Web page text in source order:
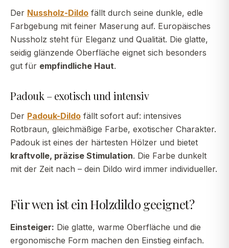
Der Nussholz-Dildo fällt durch seine dunkle, edle
Farbgebung mit feiner Maserung auf. Europäisches
Nussholz steht für Eleganz und Qualität. Die glatte,
seidig glänzende Oberfläche eignet sich besonders
gut für empfindliche Haut.
Padouk – exotisch und intensiv
Der Padouk-Dildo fällt sofort auf: intensives
Rotbraun, gleichmäßige Farbe, exotischer Charakter.
Padouk ist eines der härtesten Hölzer und bietet
kraftvolle, präzise Stimulation. Die Farbe dunkelt
mit der Zeit nach – dein Dildo wird immer individueller.
Für wen ist ein Holzdildo geeignet?
Einsteiger: Die glatte, warme Oberfläche und die
ergonomische Form machen den Einstieg einfach.